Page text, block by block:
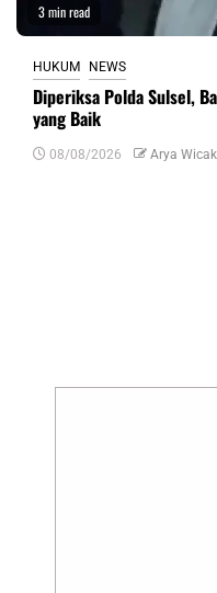
3 min read
HUKUM NEWS
Diperiksa Polda Sulsel,
yang Baik
08/08/2026 Arya